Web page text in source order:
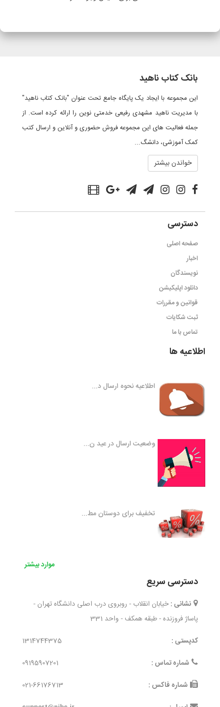
بانک کتاب ناهید
این مجموعه با ایجاد یک پایگاه جامع تحت عنوان "بانک کتاب ناهید"
با مدیریت ناهید مشهدی رفیعی خدمتی نوین را ارائه کرده است. از
جمله فعالیت های این مجموعه فروش حضوری و آنلاین و ارسال کتب
کمک آموزشی، دانشگ...
خواندن بیشتر
دسترسی
صفحه اصلی
اخبار
نویسندگان
دانلود اپلیکیشن
قوانین و مقررات
ثبت شکایات
تماس با ما
اطلاعیه ها
اطلاعیه نحوه ارسال د...
وضعیت ارسال در عید ن...
تخفیف برای دوستان مط...
موارد بیشتر
دسترسی سریع
نشانی : خیابان انقلاب - روبروی درب اصلی دانشگاه تهران -
پاساژ فروزنده - طبقه همکف - واحد 331
کدپستی :
1314744375
شماره تماس :
09195907201
شماره فاکس :
021-66176713